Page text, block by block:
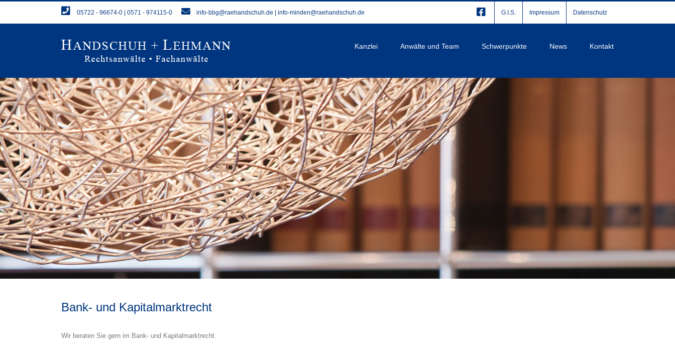
springen
05722 - 96674-0 | 0571 - 974115-0 info-bbg@raehandschuh.de info-minden@raehandschuh.de G.I.S. Impressum Datenschutz
Kanzlei Anwälte und Team Schwerpunkte News Kontakt
Bank- und Kapitalmarktrecht
Wir beraten Sie gern im Bank- und Kapitalmarktrecht.